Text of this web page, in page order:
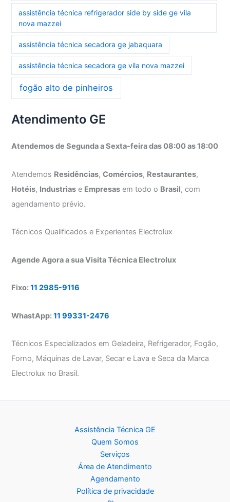
assistência técnica refrigerador side by side ge vila
nova mazzei
assistência técnica secadora ge jabaquara
assistência técnica secadora ge vila nova mazzei
fogão alto de pinheiros
Atendimento GE
Atendemos de Segunda a Sexta-feira das 08:00 as 18:00
Atendemos Residências,Comércios, Restaurantes,
Hotéis, Industrias e Empresas em todo o Brasil, com
agendamento prévio.
Técnicos Qualificados e Experientes Electrolux
Agende Agora a sua Visita Técnica Electrolux
Fixo:11 2985-9116
WhastApp:11 99331-2476
Técnicos Especializados em Geladeira, Refrigerador, Fogão,
Forno, Máquinas de Lavar, Secar e Lava e Seca da Marca
Electrolux no Brasil.
Assistência Técnica GE
Quem Somos
Serviços
Área de Atendimento
Agendamento
Política de privacidade